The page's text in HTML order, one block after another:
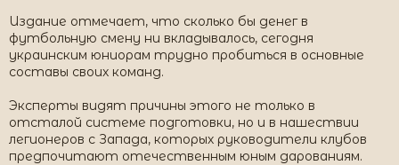
Издание отмечает, что сколько бы денег в
футбольную смену ни вкладывалось, сегодня
украинским юниорам трудно пробиться в основные
составы своих команд.
Эксперты видят причины этого не только в
отсталой системе подготовки, но и в нашествии
легионеров с Запада, которых руководители клубов
предпочитают отечественным юным дарованиям.